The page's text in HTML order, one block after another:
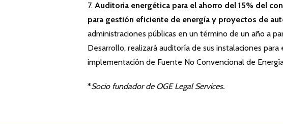
7. Auditoria energética para el ahorro del 15% del
para gestión eficiente de energía y proyectos de
administraciones públicas en un término de un año a
Desarrollo, realizará auditoría de sus instalaciones
implementación de Fuente No Convencional de
*Socio fundador de OGE Legal Services.